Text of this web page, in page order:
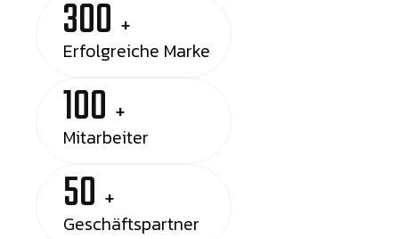
300 +
Erfolgreiche Marke
100 +
Mitarbeiter
50 +
Geschäftspartner